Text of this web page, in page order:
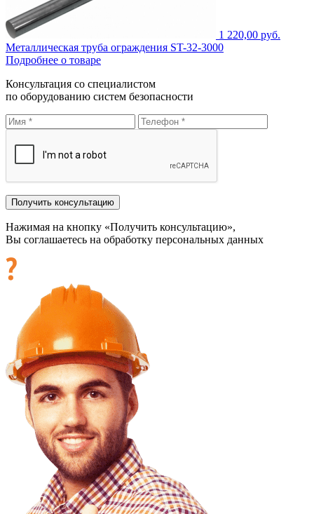
1 220,00 руб.
Металлическая труба ограждения ST-32-3000
Подробнее о товаре
Консультация со специалистом
по оборудованию систем безопасности
Нажимая на кнопку «Получить консультацию»,
Вы соглашаетесь на обработку персональных данных